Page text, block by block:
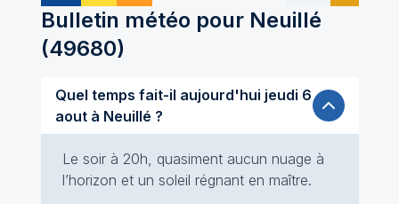
Bulletin météo pour Neuillé
(49680)
Quel temps fait-il aujourd'hui jeudi 6
aout à Neuillé ?
Le soir à 20h, quasiment aucun nuage à
l’horizon et un soleil régnant en maître.